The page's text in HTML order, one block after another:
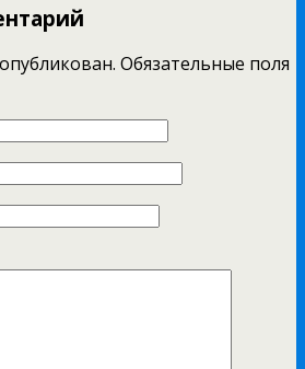
Обязательные поля